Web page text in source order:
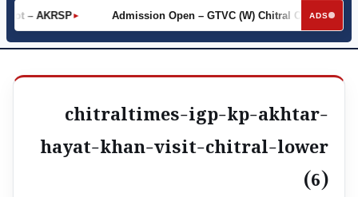
ADS
►
– AKRSP ►
Admission Open – GTVC (W) Chitral City
chitraltimes-igp-kp-akhtar-
hayat-khan-visit-chitral-lower
(6)